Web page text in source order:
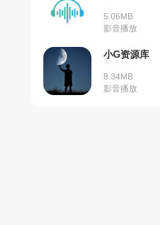
5.06MB
影音播放
小G资源库
8.34MB
影音播放